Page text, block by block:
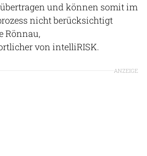
und können somit im
nicht berücksichtigt
Rönnau,
von intelliRISK.
ANZEIGE